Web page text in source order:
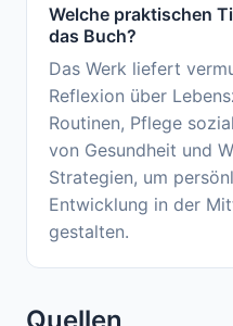
Welche praktischen
das Buch?
Das Werk liefert
Reflexion über
Routinen, Pflege
von Gesundheit und
Strategien, um
Entwicklung in der
gestalten.